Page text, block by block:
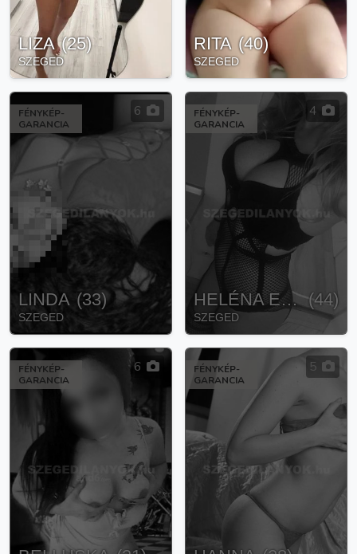
LIZA (25)
SZEGED
RITA (40)
SZEGED
FÉNYKÉP-
GARANCIA
6
LINDA (33)
SZEGED
FÉNYKÉP-
GARANCIA
4
HELÉNA EROTIKUS MASSZAZS (44)
SZEGED
FÉNYKÉP-
GARANCIA
6
FÉNYKÉP-
GARANCIA
5